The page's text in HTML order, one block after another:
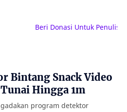
Beri Donasi Untuk Penulis |
Bintang Snack Video
Hingga 1m
program detektor